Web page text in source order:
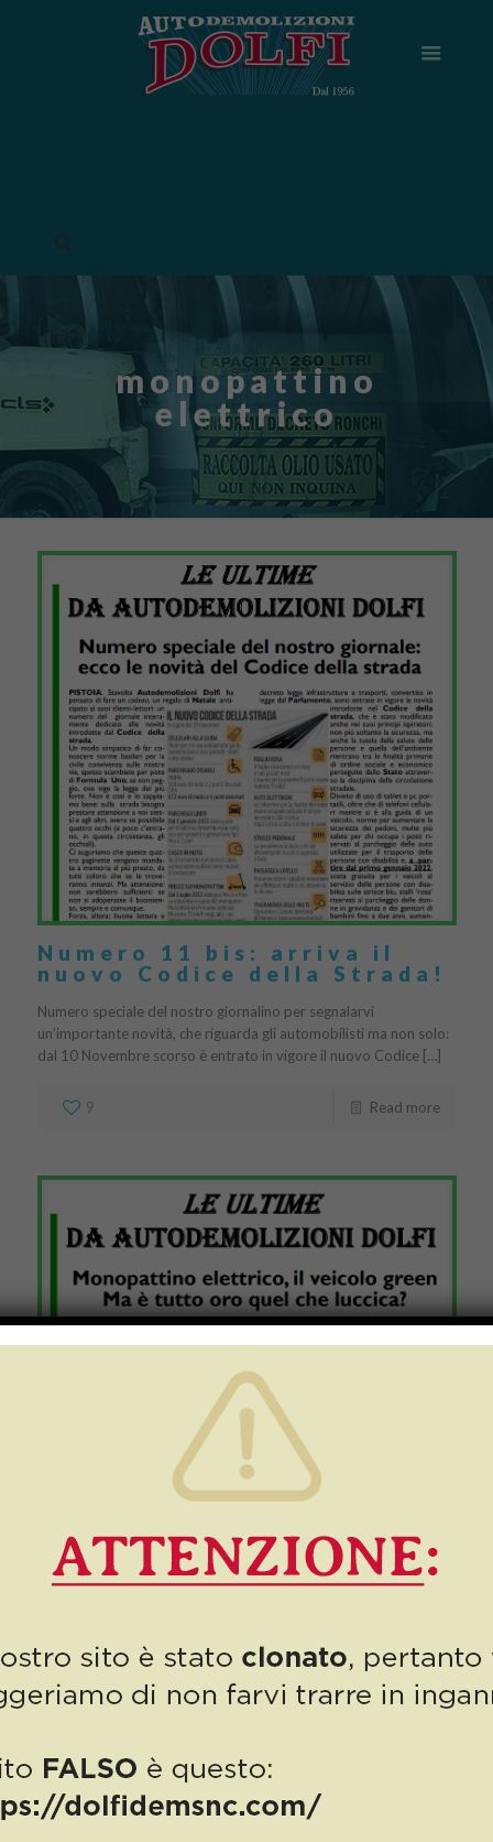
monopattino
elettrico
Numero 11 bis: arriva il
nuovo Codice della Strada!
Numero speciale del nostro giornalino per segnalarvi
un’importante novità, che riguarda gli automobilisti ma non solo:
dal 10 Novembre scorso è entrato in vigore il nuovo Codice […]
9 Read more
Numero 7, LUGLIO 2021: un
Cristina!
Come sempre, Luglio è un mese molto bello e importante per noi